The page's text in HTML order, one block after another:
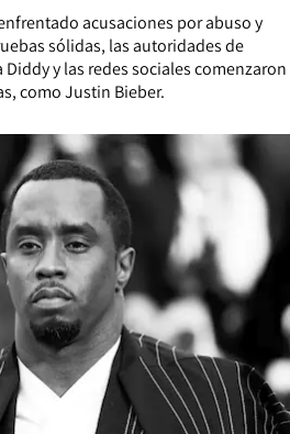
acusaciones por abuso y
sólidas, las autoridades de
y las redes sociales comenzaron
como Justin Bieber.